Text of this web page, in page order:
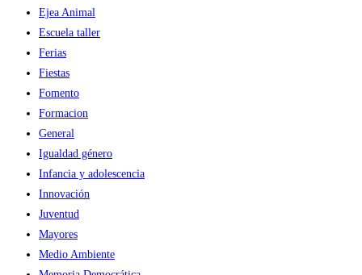
Ejea Animal
Escuela taller
Ferias
Fiestas
Fomento
Formacion
General
Igualdad género
Infancia y adolescencia
Innovación
Juventud
Mayores
Medio Ambiente